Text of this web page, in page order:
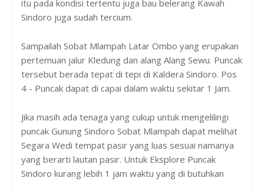
itu pada kondisi tertentu juga bau belerang Kawah
Sindoro juga sudah tercium.
Sampailah Sobat Mlampah Latar Ombo yang erupakan
pertemuan jalur Kledung dan alang Alang Sewu. Puncak
tersebut berada tepat di tepi di Kaldera Sindoro. Pos
4 - Puncak dapat di capai dalam waktu sekitar 1 Jam.
Jika masih ada tenaga yang cukup untuk mengelilingi
puncak Gunung Sindoro Sobat Mlampah dapat melihat
Segara Wedi tempat pasir yang luas sesuai namanya
yang berarti lautan pasir. Untuk Eksplore Puncak
Sindoro kurang lebih 1 jam waktu yang di butuhkan